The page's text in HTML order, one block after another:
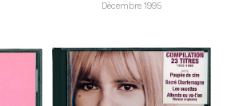
Décembre 1995